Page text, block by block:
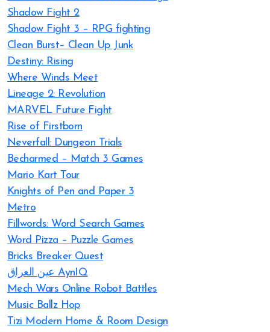
Shadow Fight 2
Shadow Fight 3 – RPG fighting
Clean Burst– Clean Up Junk
Destiny: Rising
Where Winds Meet
Lineage 2: Revolution
MARVEL Future Fight
Rise of Firstborn
Neverfall: Dungeon Trials
Becharmed – Match 3 Games
Mario Kart Tour
Knights of Pen and Paper 3
Metro
Fillwords: Word Search Games
Word Pizza – Puzzle Games
Bricks Breaker Quest
عين العراق AynIQ
Mech Wars Online Robot Battles
Music Ballz Hop
Tizi Modern Home & Room Design